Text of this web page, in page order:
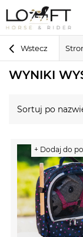
Wstecz
WYNIKI
Sortuj po
+ Dodaj do